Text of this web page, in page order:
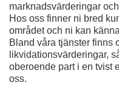
marknadsvärderingar
Hos oss finner ni bred
området och ni kan
Bland våra tjänster finns
likvidationsvärderingar,
oberoende part i en tvist
oss.